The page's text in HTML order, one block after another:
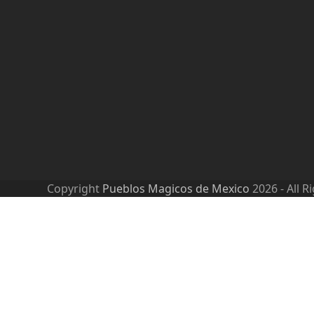
Copyright Pueblos Magicos de Mexico 2026 - All